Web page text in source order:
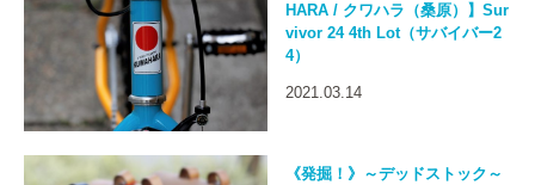
HARA / クワハラ（桑原）】Sur
vivor 24 4th Lot（サバイバー2
4）
2021.03.14
《発掘！》～デッドストック～